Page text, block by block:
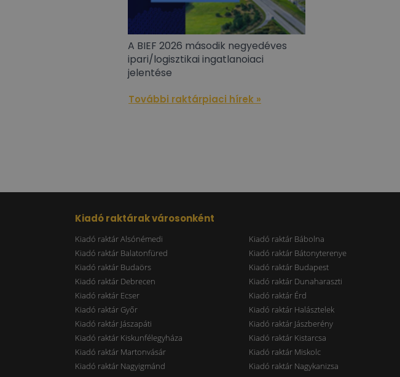
A BIEF 2026 második negyedéves
ipari/logisztikai ingatlanoiaci
jelentése
További raktárpiaci hírek »
Kiadó raktárak városonként
Kiadó raktár Alsónémedi Kiadó raktár Bábolna
Kiadó raktár Balatonfüred
Kiadó raktár Bátonyterenye
Kiadó raktár Budaörs
Kiadó raktár Budapest
Kiadó raktár Debrecen
Kiadó raktár Dunaharaszti
Kiadó raktár Ecser
Kiadó raktár Érd
Kiadó raktár Győr
Kiadó raktár Halásztelek
Kiadó raktár Jászapáti
Kiadó raktár Jászberény
Kiadó raktár Kiskunfélegyháza
Kiadó raktár Kistarcsa
Kiadó raktár Martonvásár
Kiadó raktár Miskolc
Kiadó raktár Nagyigmánd
Kiadó raktár Nagykanizsa